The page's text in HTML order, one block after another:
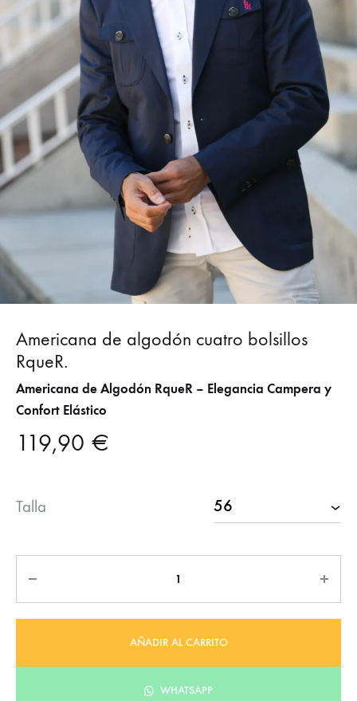
Americana de algodón cuatro bolsillos
RqueR.
Americana de Algodón RqueR – Elegancia Campera y
Confort Elástico
119,90 €
Talla
AÑADIR AL CARRITO
WHATSAPP